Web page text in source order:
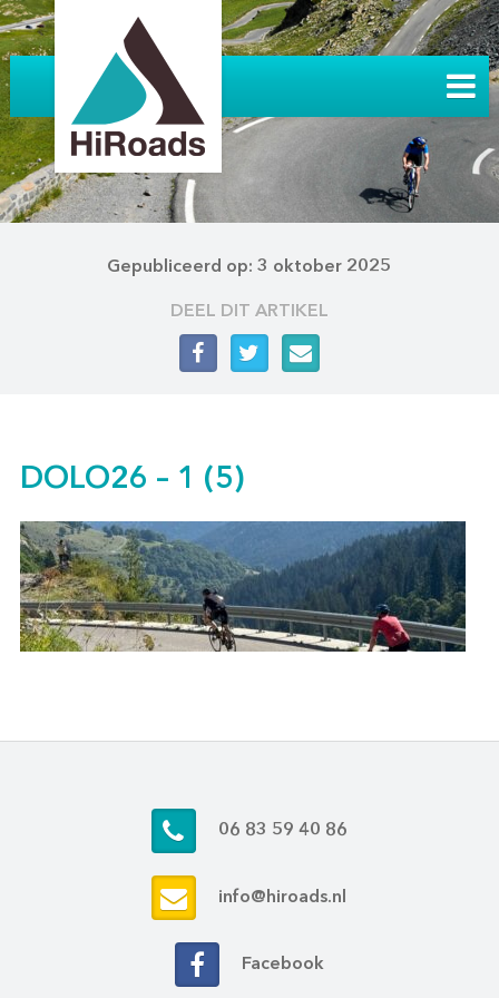
Gepubliceerd op: 3 oktober 2025
DEEL DIT ARTIKEL
DOLO26 – 1 (5)
06 83 59 40 86
info@hiroads.nl
Facebook